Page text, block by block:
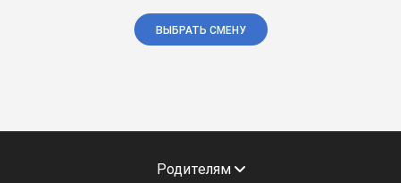
ВЫБРАТЬ СМЕНУ
Родителям